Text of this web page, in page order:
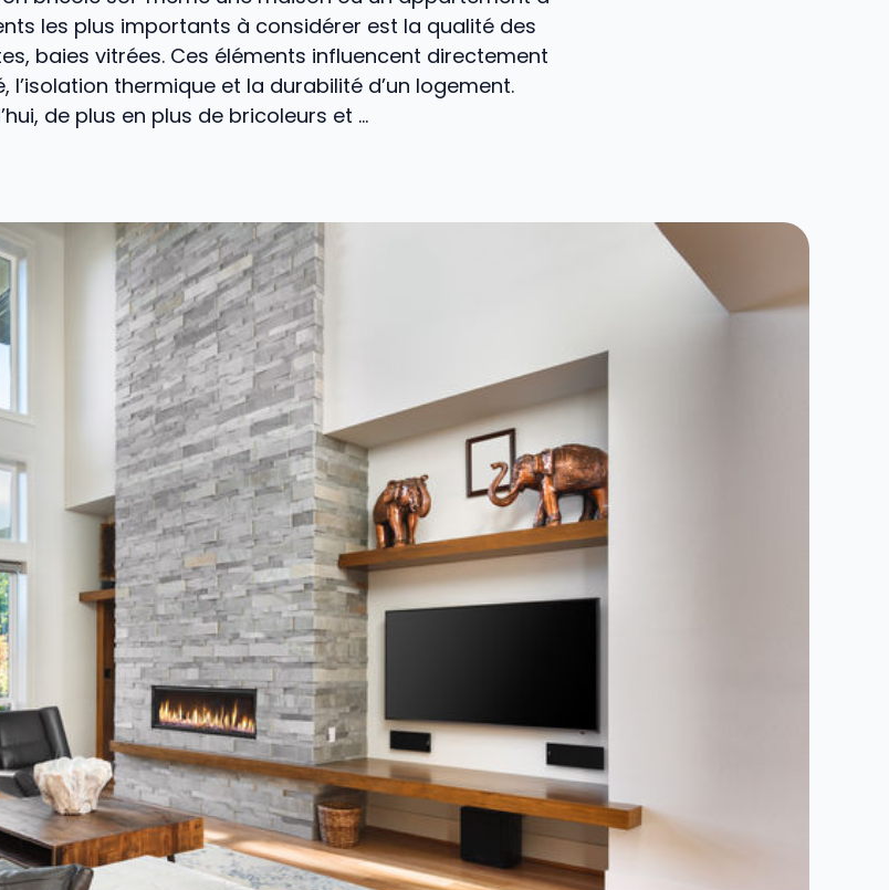
les plus importants à considérer est la qualité des
baies vitrées. Ces éléments influencent directement
l’isolation thermique et la durabilité d’un logement.
de plus en plus de bricoleurs et ...